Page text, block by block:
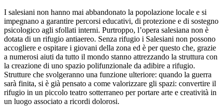
I salesiani non hanno mai abbandonato la popolazione locale e si
impegnano a garantire percorsi educativi, di protezione e di sostegno
psicologico agli sfollati interni. Purtroppo, l’opera salesiana non è
dotata di un rifugio antiaereo. Senza rifugio i Salesiani non possono
accogliere e ospitare i giovani della zona ed è per questo che, grazie
a numerosi aiuti da tutto il mondo stanno attrezzando la struttura con
la creazione di uno spazio polifunzionale da adibire a rifugio.
Strutture che svolgeranno una funzione ulteriore: quando la guerra
sarà finita, si è già pensato a come valorizzare gli spazi: convertire il
rifugio in un piccolo teatro sotterraneo per portare arte e creatività in
un luogo associato a ricordi dolorosi.